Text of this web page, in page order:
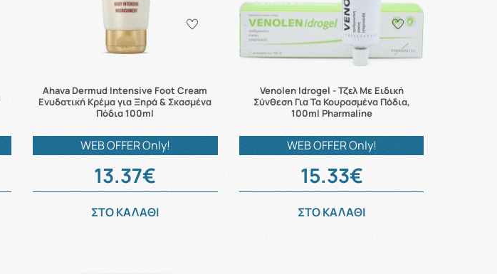
Ahava Dermud Intensive Foot Cream
Ενυδατική Κρέμα για Ξηρά & Σκασμένα
Πόδια 100ml
WEB OFFER Only!
13.37€
ΣΤΟ ΚΑΛΑΘΙ
Venolen Idrogel - Τζελ Mε Ειδική
Σύνθεση Για Τα Κουρασμένα Πόδια,
100ml Pharmaline
WEB OFFER Only!
15.33€
ΣΤΟ ΚΑΛΑΘΙ